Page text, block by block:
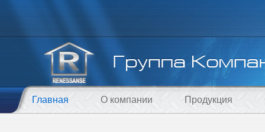
Главная О компании Продукция